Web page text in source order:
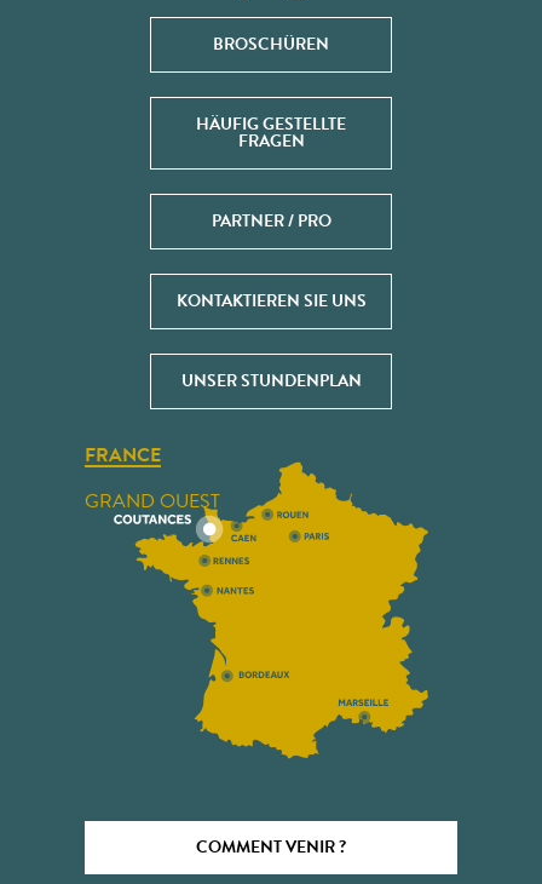
BROSCHÜREN
HÄUFIG GESTELLTE
FRAGEN
PARTNER / PRO
KONTAKTIEREN SIE UNS
UNSER STUNDENPLAN
FRANCE
GRAND OUEST
COMMENT VENIR ?